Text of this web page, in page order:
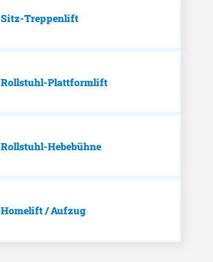
Sitz-Treppenlift
Rollstuhl-Plattformlift
Rollstuhl-Hebebühne
Homelift / Aufzug